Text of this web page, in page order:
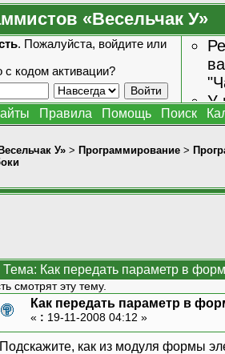
«Весельчак У»
. Пожалуйста, войдите или
с кодом активации?
У
Правила Помощь Поиск
У» > Программирование >
Тема: Как передать параметр в
смотрят эту тему.
Как передать параметр в
« : 19-11-2008 04:12 »
Подскажите, как из модуля формы